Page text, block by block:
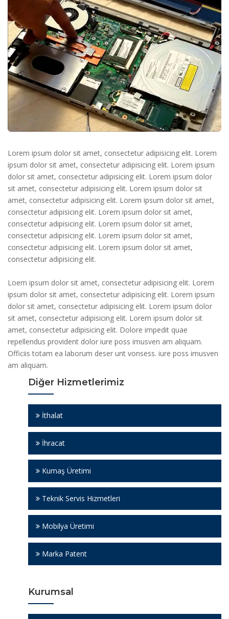
Lorem ipsum dolor sit amet, consectetur adipisicing elit. Lorem
ipsum dolor sit amet, consectetur adipisicing elit. Lorem ipsum
dolor sit amet, consectetur adipisicing elit. Lorem ipsum dolor
sit amet, consectetur adipisicing elit. Lorem ipsum dolor sit
amet, consectetur adipisicing elit. Lorem ipsum dolor sit amet,
consectetur adipisicing elit. Lorem ipsum dolor sit amet,
consectetur adipisicing elit. Lorem ipsum dolor sit amet,
consectetur adipisicing elit. Lorem ipsum dolor sit amet,
consectetur adipisicing elit. Lorem ipsum dolor sit amet,
consectetur adipisicing elit.
Loem ipsum dolor sit amet, consectetur adipisicing elit. Lorem
ipsum dolor sit amet, consectetur adipisicing elit. Lorem ipsum
dolor sit amet, consectetur adipisicing elit. Lorem ipsum dolor
sit amet, consectetur adipisicing elit. Lorem ipsum dolor sit
amet, consectetur adipisicing elit. Dolore impedit quae
repellendus provident dolor iure poss imusven am aliquam.
Officiis totam ea laborum deser unt vonsess. iure poss imusven
am aliquam.
Diğer Hizmetlerimiz
İthalat
İhracat
Kumaş Üretimi
Teknik Servis Hizmetleri
Mobilya Üretimi
Marka Patent
Kurumsal